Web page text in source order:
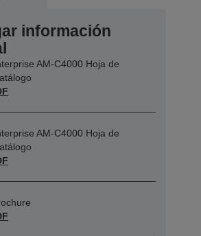
información
AM-C4000 Hoja de
AM-C4000 Hoja de